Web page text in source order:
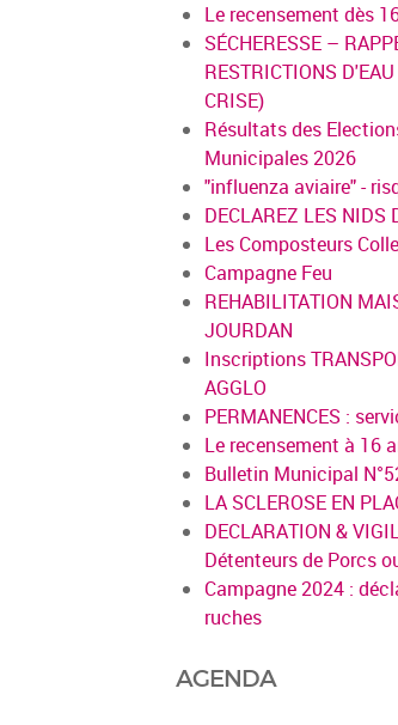
Le recensement dès
SÉCHERESSE –
RESTRICTIONS
CRISE)
Résultats des
Municipales 2026
"influenza aviaire" -
DECLAREZ LES NIDS
Les Composteurs
Campagne Feu
REHABILITATION
JOURDAN
Inscriptions
AGGLO
PERMANENCES :
Le recensement à 16
Bulletin Municipal
LA SCLEROSE EN
DECLARATION &
Détenteurs de Porcs
Campagne 2024 :
ruches
AGENDA